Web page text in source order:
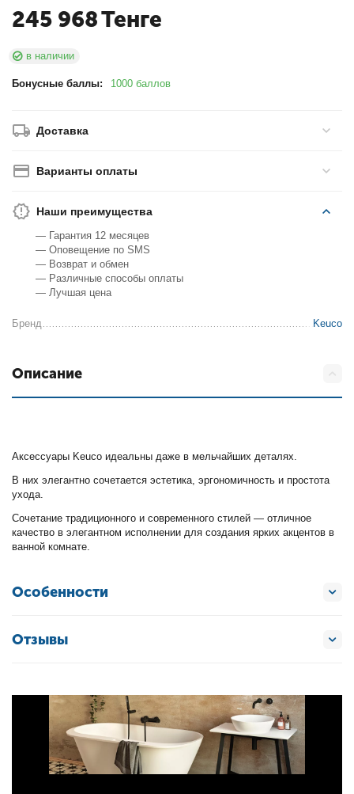
245 968Тенге
в наличии
Бонусные баллы: 1000 баллов
Доставка
Варианты оплаты
Наши преимущества
— Гарантия 12 месяцев
— Оповещение по SMS
— Возврат и обмен
— Различные способы оплаты
— Лучшая цена
Бренд Keuco
Описание
Аксессуары Keuco идеальны даже в мельчайших деталях.
В них элегантно сочетается эстетика, эргономичность и простота
ухода.
Сочетание традиционного и современного стилей — отличное
качество в элегантном исполнении для создания ярких акцентов в
ванной комнате.
Особенности
Отзывы